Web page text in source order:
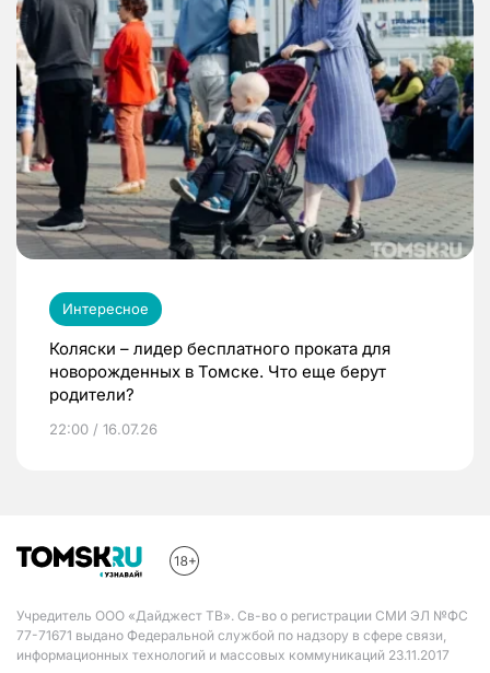
Интересное
Коляски – лидер бесплатного проката для
новорожденных в Томске. Что еще берут
родители?
22:00 / 16.07.26
Учредитель ООО «Дайджест ТВ». Св-во о регистрации СМИ ЭЛ №ФС
77-71671 выдано Федеральной службой по надзору в сфере связи,
информационных технологий и массовых коммуникаций 23.11.2017